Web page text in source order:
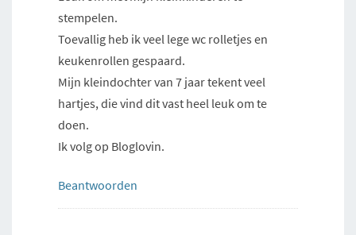
stempelen.
Toevallig heb ik veel lege wc rolletjes en
keukenrollen gespaard.
Mijn kleindochter van 7 jaar tekent veel
hartjes, die vind dit vast heel leuk om te
doen.
Ik volg op Bloglovin.
Beantwoorden